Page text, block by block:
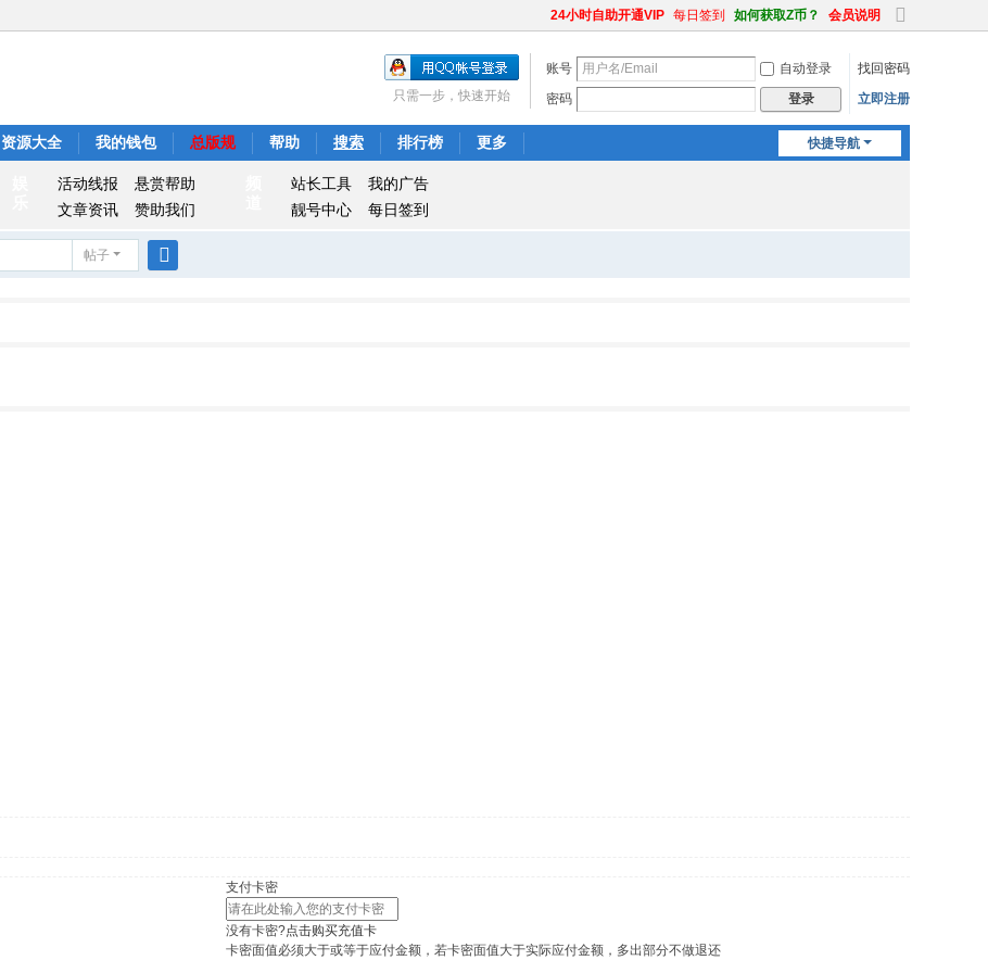
24小时自助开通VIP 每日签到 如何获取Z币？ 会员说明
切
到
宽
账号 自动登录
找回密码
密码
登录 立即注册
只需一步，快速开始
快捷导航
资源大全 我的钱包 总版规 帮助 搜索 排行榜 更多
活动线报
悬赏帮助
文章资讯
赞助我们
站长工具
我的广告
靓号中心
每日签到
帖子
支付卡密
没有卡密?点击购买充值卡
卡密面值必须大于或等于应付金额，若卡密面值大于实际应付金额，多出部分不做退还